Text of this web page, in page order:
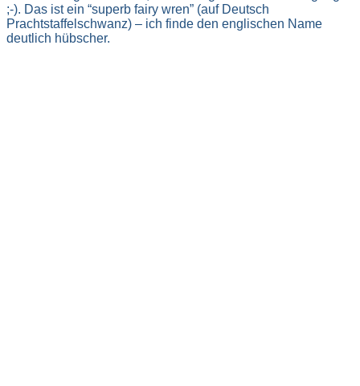
;-). Das ist ein “superb fairy wren” (auf Deutsch
Prachtstaffelschwanz) – ich finde den englischen Name
deutlich hübscher.